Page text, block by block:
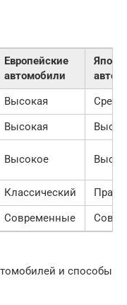
Европейские
автомобили
Высокая
Высокая
Высокое
Классический
Современные
и способы